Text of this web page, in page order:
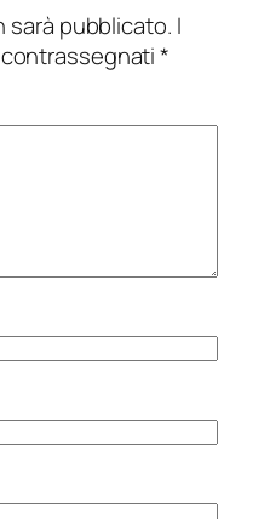
sarà pubblicato. I
*